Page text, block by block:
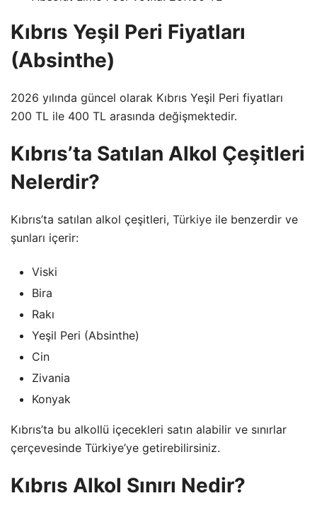
Kıbrıs Yeşil Peri Fiyatları
(Absinthe)
2026 yılında güncel olarak Kıbrıs Yeşil Peri fiyatları
200 TL ile 400 TL arasında değişmektedir.
Kıbrıs’ta Satılan Alkol Çeşitleri
Nelerdir?
Kıbrıs’ta satılan alkol çeşitleri, Türkiye ile benzerdir ve
şunları içerir:
Viski
Bira
Rakı
Yeşil Peri (Absinthe)
Cin
Zivania
Konyak
Kıbrıs’ta bu alkollü içecekleri satın alabilir ve sınırlar
çerçevesinde Türkiye’ye getirebilirsiniz.
Kıbrıs Alkol Sınırı Nedir?